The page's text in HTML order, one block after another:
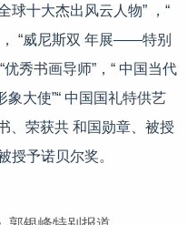
球十大杰出风云人物” ，“
“威尼斯双 年展——特别
秀书画导师”，“ 中国当代
象大使”“ 中国国礼特供艺
、荣获共 和国勋章、被授
授予诺贝尔奖。